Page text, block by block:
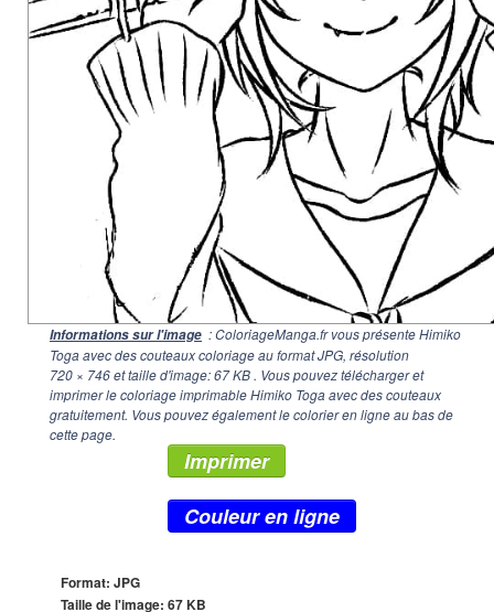
Informations sur l'image : ColoriageManga.fr vous présente Himiko
Toga avec des couteaux coloriage au format JPG, résolution
720 × 746et taille d'image: 67 KB . Vous pouvez télécharger et
imprimer le coloriage imprimable Himiko Toga avec des couteaux
gratuitement. Vous pouvez également le colorier en ligne au bas de
cette page.
Imprimer
Couleur en ligne
Format: JPG
Taille de l'image: 67 KB